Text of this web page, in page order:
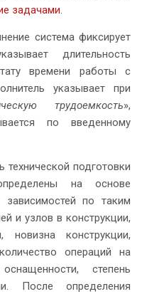
задачами.
система фиксирует
длительность
времени работы с
указывает при
трудоемкость»,
по введенному
технической подготовки
на основе
зависимостей по таким
и узлов в конструкции,
новизна конструкции,
операций на
степень
После определения